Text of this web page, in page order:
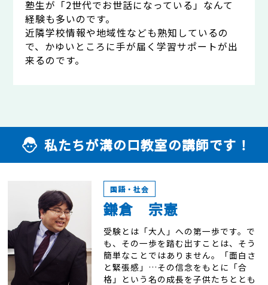
塾生が「2世代でお世話になっている」なんて
経験も多いのです。
近隣学校情報や地域性なども熟知しているの
で、かゆいところに手が届く学習サポートが出
来るのです。
私たちが溝の口教室の講師です！
国語・社会
鎌倉 宗憲
受験とは「大人」への第一歩です。で
も、その一歩を踏む出すことは、そう
簡単なことではありません。「面白さ
と緊張感」…その信念をもとに「合
格」という名の成長を子供たちととも